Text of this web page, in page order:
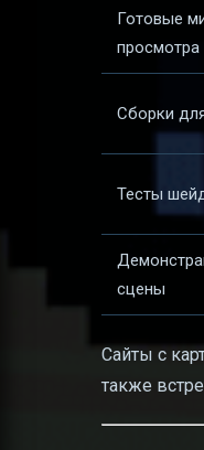
Готовые
просмотра
Сборки
Тесты
сцены
Сайты с
также